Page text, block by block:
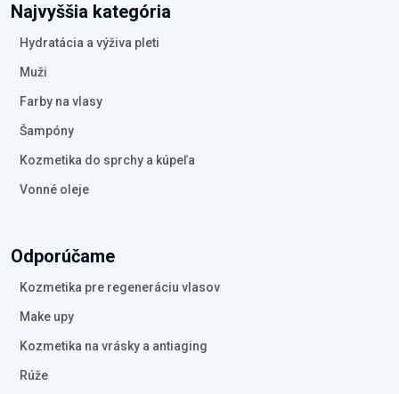
Najvyššia kategória
Hydratácia a výživa pleti
Muži
Farby na vlasy
Šampóny
Kozmetika do sprchy a kúpeľa
Vonné oleje
Odporúčame
Kozmetika pre regeneráciu vlasov
Make upy
Kozmetika na vrásky a antiaging
Rúže